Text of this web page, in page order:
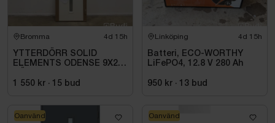
Bromma 4d 15h
YTTERDÖRR SOLID
ELEMENTS ODENSE 9X20
1 550 kr · 15 bud
Linköping 4d 15h
Batteri, ECO-WORTHY
LiFePO4, 12.8 V 280 Ah
950 kr · 13 bud
Oanvänd Oanvänd